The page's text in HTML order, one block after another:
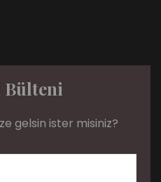
gelsin ister misiniz?